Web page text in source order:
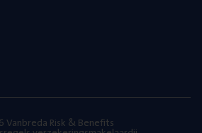
Vanbreda Risk & Benefits